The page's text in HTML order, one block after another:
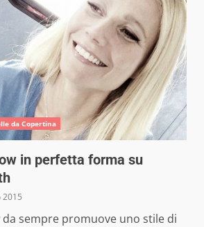
da Copertina
in perfetta forma su
2015
sempre promuove uno stile di